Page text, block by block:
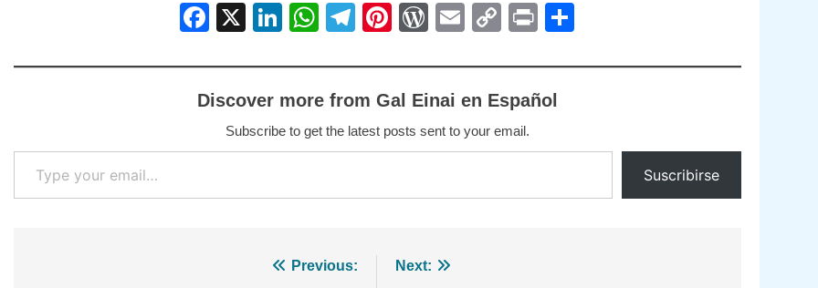
Facebook
X LinkedIn
WhatsApp
Telegram
Pinterest
WordPress
EmailCopyPrint
Discover more from Gal Einai en Español
Subscribe to get the latest posts sent to your email.
Type your email…
Suscribirse
Previous: Next: